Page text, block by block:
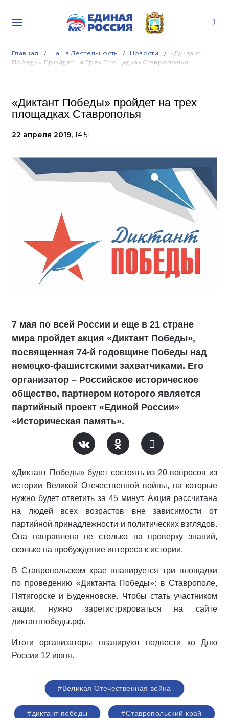
Главная Наша Деятельность Новости
«Диктант
Победы» Пройдет На Трех Площадках Ставрополья
«Диктант Победы» пройдет на трех
площадках Ставрополья
22 апреля 2019, 14:51
7 мая по всей России и еще в 21 стране
мира пройдет акция «Диктант Победы»,
посвященная 74-й годовщине Победы над
немецко-фашистскими захватчиками. Его
организатор – Российское историческое
общество, партнером которого является
партийный проект «Единой России»
«Историческая память».
«Диктант Победы» будет состоять из 20 вопросов из
истории Великой Отечественной войны, на которые
нужно будет ответить за 45 минут. Акция рассчитана
на людей всех возрастов вне зависимости от
партийной принадлежности и политических взглядов.
Она направлена не столько на проверку знаний,
сколько на пробуждение интереса к истории.
В Ставропольском крае планируется три площадки
по проведению «Диктанта Победы»: в Ставрополе,
Пятигорске и Буденновске. Чтобы стать участником
акции, нужно зарегистрироваться на сайте
диктантпобеды.рф.
Итоги организаторы планируют подвести ко Дню
России 12 июня.
#Великая Отечественная война
#диктант победы #Ставропольский край